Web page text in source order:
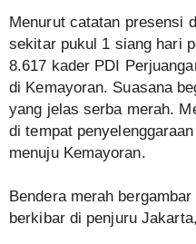
Menurut catatan presensi
sekitar pukul 1 siang hari
8.617 kader PDI
di Kemayoran. Suasana
yang jelas serba merah.
di tempat
menuju Kemayoran.
Bendera merah
berkibar di penjuru